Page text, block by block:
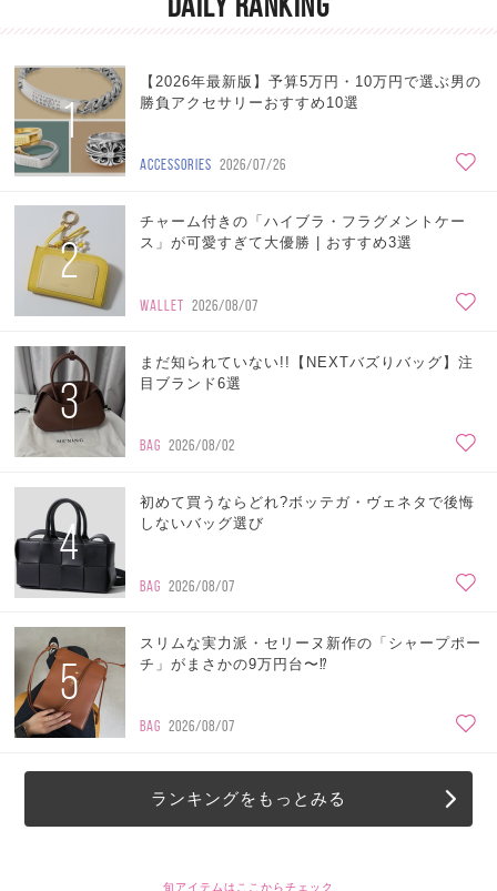
1
【2026年最新版】予算5万円・10万円で選ぶ男の
勝負アクセサリーおすすめ10選
ACCESSORIES 2026/07/26
2
チャーム付きの「ハイブラ・フラグメントケー
ス」が可愛すぎて大優勝 | おすすめ3選
WALLET 2026/08/07
3
まだ知られていない!!【NEXTバズりバッグ】注
目ブランド6選
BAG 2026/08/02
4
初めて買うならどれ?ボッテガ・ヴェネタで後悔
しないバッグ選び
BAG 2026/08/07
5
スリムな実力派・セリーヌ新作の「シャープポー
チ」がまさかの9万円台〜⁉
BAG 2026/08/07
ランキングをもっとみる
旬アイテムはここからチェック